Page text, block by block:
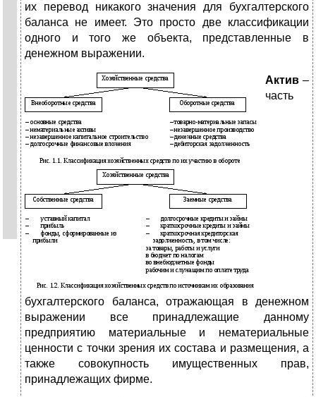
их перевод никакого значения для бухгалтерского
баланса не имеет. Это просто две классификации
одного и того же объекта, представленные в
денежном выражении.
Актив –
часть
бухгалтерского баланса, отражающая в денежном
выражении все принадлежащие данному
предприятию материальные и нематериальные
ценности с точки зрения их состава и размещения, а
также совокупность имущественных прав,
принадлежащих фирме.